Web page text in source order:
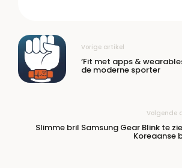
Vorige artikel
‘Fit met apps &
de moderne sporter
Volgende
Slimme bril Samsung Gear Blink te
Koreaanse